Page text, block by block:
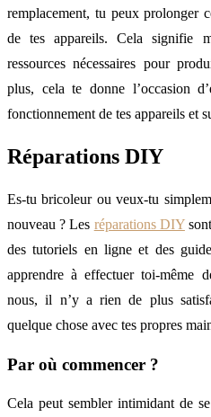
remplacement, tu peux prolonger
de tes appareils. Cela signifie
ressources nécessaires pour
plus, cela te donne l’occasion
fonctionnement de tes appareils et
Réparations DIY
Es-tu bricoleur ou veux-tu
nouveau ? Les réparations DIY
des tutoriels en ligne et des
apprendre à effectuer toi-même
nous, il n’y a rien de plus
quelque chose avec tes propres
Par où commencer ?
Cela peut sembler intimidant de